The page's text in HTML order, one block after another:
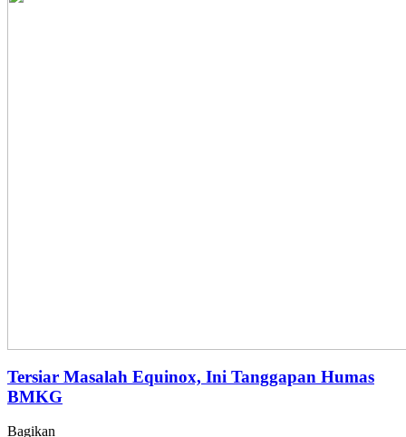
Tersiar Masalah Equinox, Ini Tanggapan Humas
BMKG
Bagikan